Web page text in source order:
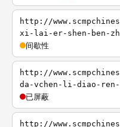
http://
xi-lai-er-shen-ben-
间歇性
http://
da-vchen-li-diao-ren-
已屏蔽
http://